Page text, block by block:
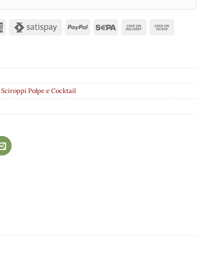
Sciroppi Polpe e Cocktail